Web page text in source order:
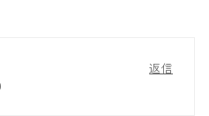
返信